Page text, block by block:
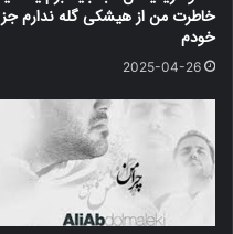
خاطرت من از هیشکی گله ندارم جز
خودم
2025-04-26